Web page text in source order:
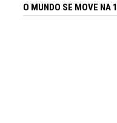
O MUNDO SE MOVE NA